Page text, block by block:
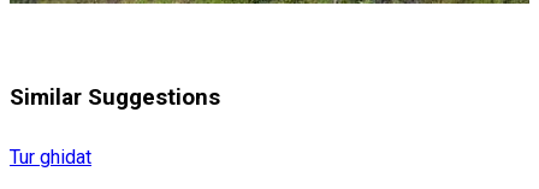
Similar Suggestions
Tur ghidat